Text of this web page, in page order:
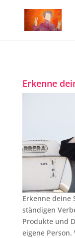
Erkenne
Erkenne deine
ständigen
Produkte und
eigene